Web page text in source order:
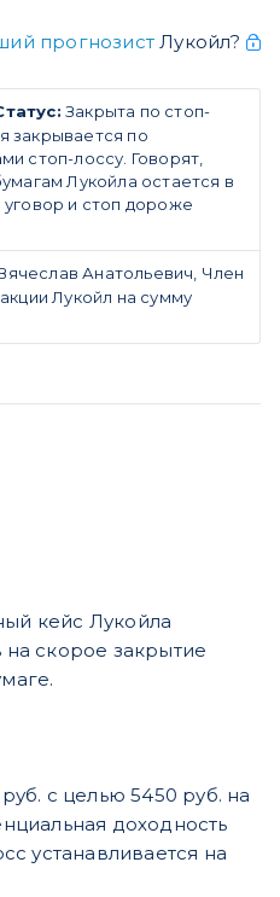
прогнозистЛукойл?
Закрыта по стоп-
закрывается по
стоп-лоссу. Говорят,
Лукойла остается в
и стоп дороже
Анатольевич, Член
Лукойл на сумму
кейс Лукойла
на скорое закрытие
с целью 5450 руб. на
доходность
устанавливается на